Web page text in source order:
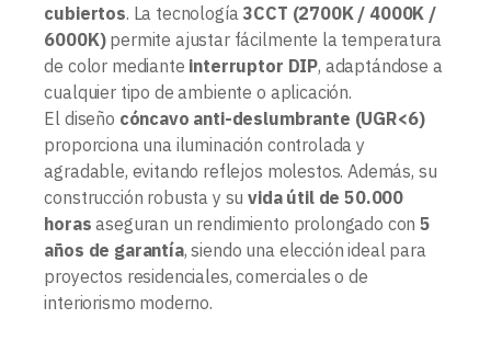
cubiertos. La tecnología 3CCT (2700K / 4000K /
6000K)permite ajustar fácilmente la temperatura
de color mediante interruptor DIP, adaptándose a
cualquier tipo de ambiente o aplicación.
El diseño cóncavo anti-deslumbrante (UGR<6)
proporciona una iluminación controlada y
agradable, evitando reflejos molestos. Además, su
construcción robusta y suvida útil de 50.000
horas aseguran un rendimiento prolongado con5
años de garantía, siendo una elección ideal para
proyectos residenciales, comerciales o de
interiorismo moderno.